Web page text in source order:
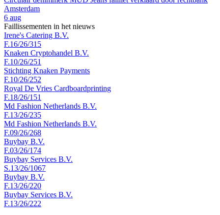
Amsterdam
6 aug
Faillissementen in het nieuws
Irene's Catering B.V.
F.16/26/315
Knaken Cryptohandel B.V.
F.10/26/251
Stichting Knaken Payments
F.10/26/252
Royal De Vries Cardboardprinting
F.18/26/151
Md Fashion Netherlands B.V.
F.13/26/235
Md Fashion Netherlands B.V.
F.09/26/268
Buybay B.V.
F.03/26/174
Buybay Services B.V.
S.13/26/1067
Buybay B.V.
F.13/26/220
Buybay Services B.V.
F.13/26/222